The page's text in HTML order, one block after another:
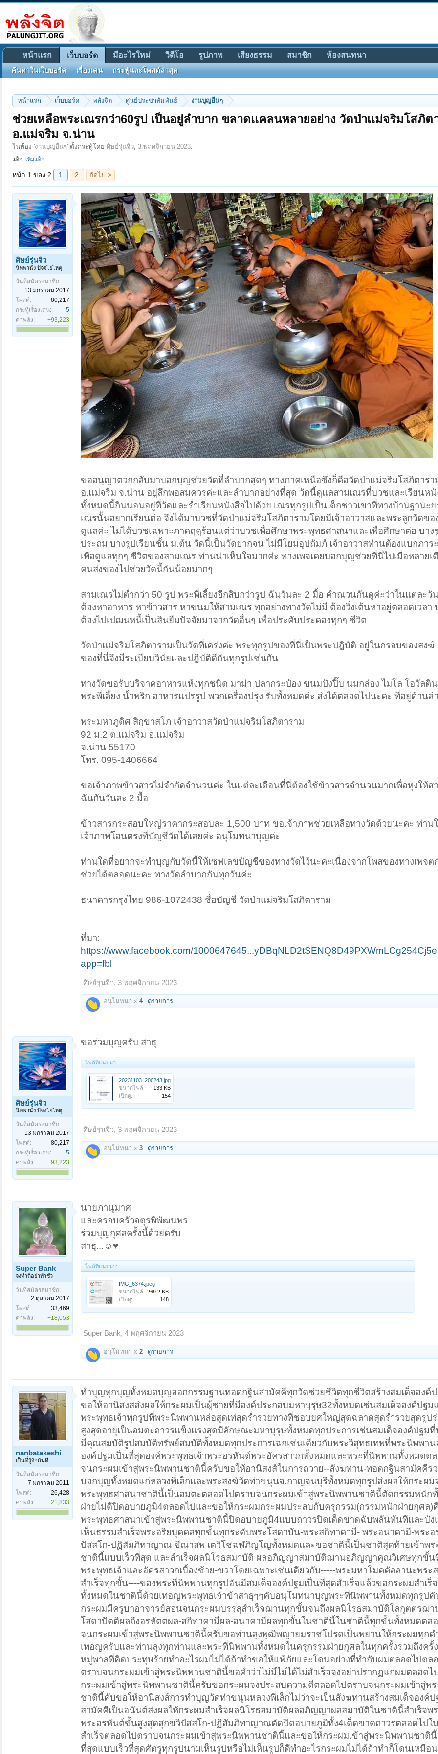
หน้าแรก เว็บบอร์ด พลังจิต ศูนย์ประชาสัมพันธ์ งานบุญอื่นๆ
ช่วยเหลือพระเณรกว่า60รูป เป็นอยู่ลําบาก ขลาดเเคลนหลายอย่าง วัดป่าเเม่จริมโสภิต
อ.แม่จริม จ.น่าน
ในห้อง 'งานบุญอื่นๆ' ตั้งกระทู้โดย ศิษย์รุ่นจิ๋ว, 3 พฤศจิกายน 2023.
แท็ก: เพิ่มแท็ก
หน้า 1 ของ 2 1 2 ถัดไป >
ศิษย์รุ่นจิ๋ว
นิพพานัง ปัจจโยโหตุ
วันที่สมัครสมาชิก:
13 มกราคม 2017
โพสต์:
80,217
กระทู้เรื่องเด่น:
5
ค่าพลัง:
+93,223
ขออนุญาตวกกลับมาบอกบุญช่วยวัดที่ลำบากสุดๆ ทางภาคเหนือซึ่งก็คือวัดป่าแม่จริมโสภิตารา
อ.แม่จริม จ.น่าน อยู่ลึกพอสมควรค่ะและลำบากอย่างที่สุด วัดนี้ดูแลสามเณรที่บวชและเรียนหนั
ทั้งหมดนี้กินนอนอยู่ที่วัดและร่ำเรียนหนังสือไปด้วย เณรทุกรูปเป็นเด็กชาวเขาที่ทางบ้านฐานะ
เณรนั้นอยากเรียนต่อ จึงได้มาบวชที่วัดป่าแม่จริมโสภิตารามโดยมีเจ้าอาวาสและพระลูกวัดข
ดูแลค่ะ ไม่ได้บวชเฉพาะภาคฤดูร้อนแต่ว่าบวชเพื่อศึกษาพระพุทธศาสนาและเพื่อศึกษาต่อ บาง
ประถม บางรูปเรียนชั้น ม.ต้น วัดนี้เป็นวัดยากจน ไม่มีโยมอุปถัมภ์ เจ้าอาวาสท่านต้องแบกภาร
เพื่อดูแลทุกๆ ชีวิตของสามเณร ท่านน่าเห็นใจมากค่ะ ทางเพจเคยบอกบุญช่วยที่นี่ไปเมื่อหลาย
คนส่งของไปช่วยวัดนี้กันน้อยมากๆ
สามเณรไม่ต่ำกว่า 50 รูป พระพี่เลี้ยงอีกสิบกว่ารูป ฉันวันละ 2 มื้อ คำณวนกันดูค่ะว่าในแต่ละวั
ต้องหาอาหาร หาข้าวสาร หาขนมให้สามเณร ทุกอย่างทางวัดไม่มี ต้องวิ่งเต้นหาอยู่ตลอดเวลา
ต้องไปเปฌนหนี้เป็นสินยืมปัจจัยมาจากวัดอื่นๆ เพื่อประคับประคองทุกๆ ชีวิต
วัดป่าแม่จริมโสภิตารามเป็นวัดที่เคร่งค่ะ พระทุกรูปของที่นี่เป็นพระปฎิบัติ อยู่ในกรอบของสงฆ์
ของที่นี่จึงมีระเบียบวินัยและปฎิบัติดีกันทุกรูปเช่นกัน
ทางวัดขอรับบริจาคอาหารแห้งทุกชนิด มาม่า ปลากระป๋อง ขนมปังปี๊บ นมกล่อง ไมโล โอวัลติ
พระพี่เลี้ยง น้ำพริก อาหารแปรรูป พวกเครื่องปรุง รับทั้งหมดค่ะ ส่งได้ตลอดไปนะคะ ที่อยู่ด้านล่
พระมหาภูดิศ สิกฺขาสโภ เจ้าอาวาสวัดป่าแม่จริมโสภิตาราม
92 ม.2 ต.แม่จริม อ.แม่จริม
จ.น่าน 55170
โทร. 095-1406664
ขอเจ้าภาพข้าวสารไม่จำกัดจำนวนค่ะ ในแต่ละเดือนที่นี่ต้องใช้ข้าวสารจำนวนมากเพื่อหุงให้ส
ฉันกันวันละ 2 มื้อ
ข้าวสารกระสอบใหญ่ราคากระสอบละ 1,500 บาท ขอเจ้าภาพช่วยเหลือทางวัดด้วยนะคะ ท่าน
เจ้าภาพโอนตรงที่บัญชีวัดได้เลยค่ะ อนุโมทนาบุญค่ะ
ท่านใดที่อยากจะทำบุญกับวัดนี้ให้เซฟเลขบัญชีของทางวัดไว้นะคะเนื่องจากโพสของทางเพจต
ช่วยได้ตลอดนะคะ ทางวัดลำบากกันทุกวันค่ะ
ธนาคารกรุงไทย 986-1072438 ชื่อบัญชี วัดป่าแม่จริมโสภิตาราม
ที่มา:
https://www.facebook.com/
app=fbl
ศิษย์รุ่นจิ๋ว, 3 พฤศจิกายน 2023
อนุโมทนา x 4 ดูรายการ
ศิษย์รุ่นจิ๋ว
นิพพานัง ปัจจโยโหตุ
วันที่สมัครสมาชิก:
13 มกราคม 2017
โพสต์:
80,217
กระทู้เรื่องเด่น:
5
ค่าพลัง:
+93,223
ขอร่วมบุญครับ สาธุ
ไฟล์ที่แนบมา:
20231103_200243.jpg
ขนาดไฟล์:
133 KB
เปิดดู:
154
ศิษย์รุ่นจิ๋ว, 3 พฤศจิกายน 2023
อนุโมทนา x 3 ดูรายการ
Super Bank
จงทำดีอย่าทำชั่ว
วันที่สมัครสมาชิก:
2 ตุลาคม 2017
โพสต์:
33,469
ค่าพลัง:
+18,053
นายภานุมาศ
และครอบครัวจตุรพิพัฒนพร
ร่วมบุญกุศลครั้งนี้ด้วยครับ
สาธุ...☺️♥️
ไฟล์ที่แนบมา:
IMG_6374.jpeg
ขนาดไฟล์: 269.2 KB
เปิดดู:
148
Super Bank, 4 พฤศจิกายน 2023
อนุโมทนา x 2 ดูรายการ
nanbatakeshi
เป็นที่รู้จักกันดี
วันที่สมัครสมาชิก:
7 มกราคม 2011
โพสต์:
26,428
ค่าพลัง:
+21,833
ทำบุญทุกบุญทั้งหมดบุญออกกรรมฐานทอดกฐินสามัคคีทุกวัดช่วยชีวิตทุกชีวิตสร้างสมเด็จองค์
ขอให้อานิสงสส่งผลให้กระผมเป็นผู้ชายที่มีองค์ประกอบมหาบุรุษ32ทั้งหมดเช่นสมเด็จองค์ปฐม
พระพุทธเจ้าทุกรูปที่พระนิพพานหล่อสุดเท่สุดร่ำรวยทางที่ชอบยศใหญ่สุดฉลาดสุดร่ำรวยสุดรูป
สูงสุดอายุเป็นอมตะถาวรแข็งแรงสุดมีลักษณะมหาบุรุษทั้งหมดทุกประการเช่นสมเด็จองค์ปฐม
มีคุณสมบัติรูปสมบัติทรัพย์สมบัติทั้งหมดทุกประการเฉกเช่นเดียวกับพระวิสุทธเทพที่พระนิพพาน
องค์ปฐมเป็นที่สุดองค์พระพุทธเจ้าพระอรหันต์พระอัครสาวกทั้งหมดและพระที่นิพพานทั้งหมดต
จนกระผมเข้าสู่พระนิพพานชาตินี้ครับขอให้อานิสงส์ในการถวาย--สังฆทาน-ทอดกฐินสามัคคีร
บอกบุญทั้งหมดแก่หลวงพี่เล็กและพระสงฆ์วัดท่าขนุนจ.กาญจนบุรีทั้งหมดทุกรูปส่งผลให้กระผม
พระพุทธศาสนาชาตินี้เป็นอมตะตลอดไปตราบจนกระผมเข้าสู่พระนิพพานชาตินี้ตัดกรรมหนัก
ฝ่ายไม่ดีปิดอบายภูมิ4ตลอดไปและขอให้กระผมกระผมประสบกับครุกรรม(กรรมหนักฝ่ายกุศล)
พระพุทธศาสนาเข้าสู่พระนิพพานชาตินี้ปิดอบายภูมิ4แบบถาวรปิดเด็ดขาดฉับพลันทันทีและบัง
เห็นธรรมสำเร็จพระอริยบุคคลทุกขั้นทุกระดับพระโสดาบัน-พระสกิทาคามี- พระอนาคามี-พระ
ปัสสโก-ปฏิสัมภิทาญาณ ขีณาสพ เตวิโชฉฬภิญโญทั้งหมดและขอชาตินี้เป็นชาติสุดท้ายเข้าพร
ชาตินี้แบบเร็วที่สุด และสำเร็จผลนิโรธสมาบัติ ผลอภิญญาสมาบัติฌานอภิญญาคุณวิเศษทุกขั้น
พระพุทธเจ้าและอัครสาวกเบื้องซ้าย-ขวาโดยเฉพาะเช่นเดียวกับ-----พระมหาโมคคัลลานะพระ
สำเร็จทุกขั้น----ของพระที่นิพพานทุกรูปอันมีสมเด็จองค์ปฐมเป็นที่สุดสำเร็จแล้วขอกระผมสำเร็
ทั้งหมดในชาตินี้ด้วยเทอญพระพุทธเจ้าข้าสาธุๆๆคับอนุโมทนาบุญพระที่นิพพานทั้งหมดทุกรูปคั
กระผมมีครูบาอาจารย์สอนจนกระผมบรรลุสำเร็จฌานทุกขั้นจนถึงผลนิโรธสมาบัติโลกุตตรฌา
โสดาปัตติผลถึงอรหัตตผล-สกิทาคามีผล-อนาคามีผลทุกขั้นในชาตินี้ในชาตินี้ทุกขั้นทั้งหมดตล
จนกระผมเข้าสู่พระนิพพานชาตินี้ครับขอท่านลุงพุฒิพญายมราชโปรดเป็นพยานให้กระผมทุกค
เทอญครับและท่านลุงทุกท่านและพระที่นิพพานทั้งหมดในครุกรรมฝ่ายกุศลในทุกครั้งรวมถึงครั้
หมู่พาลที่คิดประทุษร้ายทำอะไรผมไม่ได้ถ้าทำขอให้แพ้ภัยและโดนอย่างที่ทำกับผมตลอดไปตล
ตราบจนกระผมเข้าสู่พระนิพพานชาตินี้ขอคำว่าไม่มีไม่ได้ไม่สำเร็จจงอย่าปรากฏแก่ผมตลอดไ
กระผมเข้าสู่พระนิพพานชาตินี้ครับขอกระผมจงประสบความดีตลอดไปตราบจนกระผมเข้าสู่พ
ชาตินี้คับขอให้อานิสงส์การทำบุญวัดท่าขนุนหลวงพี่เล็กไม่ว่าจะเป็นสังฆทานสร้างสมเด็จองค์
สามัคคีเป็นอนันต์ส่งผลให้กระผมสำเร็จผลนิโรธสมาบัติผลอภิญญาผลสมาบัติในชาตินี้สำเร็จพ
พระอรหันต์ขั้นสูงสุดสุกขวิปัสสโก-ปฏิสัมภิทาญาณตัดปิดอบายภูมิทั้ง4เด็ดขาดถาวรตลอดไปใ
สำเร็จตลอดไปตราบจนกระผมเข้าสู่พระนิพพานชาตินี้และขอให้กระผมเข้าสู่พระนิพพานชาตินี้
ที่สุดแบบเร็วที่สุดศัตรูทุกรูปนามเห็นรูปหรือไม่เห็นรูปก็ดีทำอะไรกระผมไม่ได้ถ้าทำก็โดนเหมือ
หน้าแรก เว็บบอร์ด
ค้นหาในเว็บบอร์ด เรื่องเด่น กระทู้และโพสต์ล่าสุด
มีอะไรใหม่ วิดีโอ รูปภาพ เสียงธรรม สมาชิก ห้องสนทนา